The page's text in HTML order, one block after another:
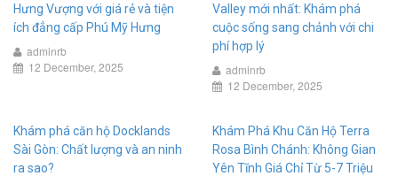
Hưng Vượng với giá rẻ và tiện
ích đẳng cấp Phú Mỹ Hưng
adminrb
12 December, 2025
Valley mới nhất: Khám phá
cuộc sống sang chảnh với chi
phí hợp lý
adminrb
12 December, 2025
Khám phá căn hộ Docklands
Sài Gòn: Chất lượng và an ninh
ra sao?
Khám Phá Khu Căn Hộ Terra
Rosa Bình Chánh: Không Gian
Yên Tĩnh Giá Chỉ Từ 5-7 Triệu